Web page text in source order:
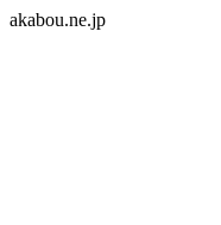
akabou.ne.jp